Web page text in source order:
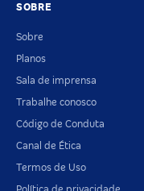
SOBRE
Sobre
Planos
Sala de imprensa
Trabalhe conosco
Código de Conduta
Canal de Ética
Termos de Uso